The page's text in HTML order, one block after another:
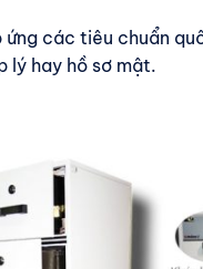
các tiêu chuẩn
lý hay hồ sơ mật.